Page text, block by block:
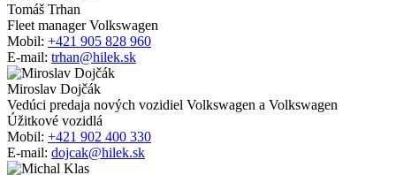
Tomáš Trhan
Fleet manager Volkswagen
Mobil: +421 905 828 960
E-mail: trhan@hilek.sk
Miroslav Dojčák
Vedúci predaja nových vozidiel Volkswagen a Volkswagen
Úžitkové vozidlá
Mobil: +421 902 400 330
E-mail: dojcak@hilek.sk